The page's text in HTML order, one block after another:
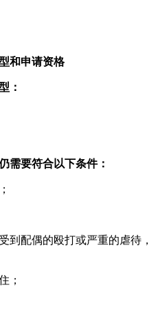
和申请资格
：
需要符合以下条件：
到配偶的殴打或严重的虐待，
；